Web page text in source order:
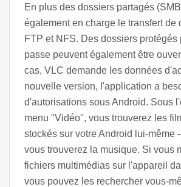
En plus des dossiers partagés
également en charge le transfert de
FTP et NFS. Des dossiers protégés
passe peuvent également être
cas, VLC demande les données
nouvelle version, l'application a
d'autorisations sous Android. Sous
menu "Vidéo", vous trouverez les
stockés sur votre Android lui-même
vous trouverez la musique. Si vous
fichiers multimédias sur l'appareil
vous pouvez les rechercher vous-